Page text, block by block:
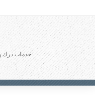
Copyright © 2026 خدمات درك پرينس.